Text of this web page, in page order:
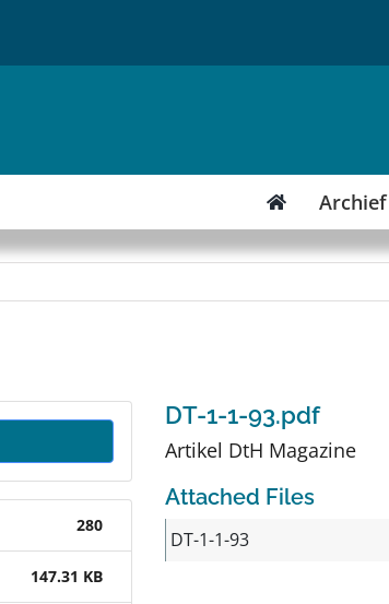
Archief
280
147.31 KB
DT-1-1-93.pdf
Artikel DtH Magazine
Attached Files
DT-1-1-93